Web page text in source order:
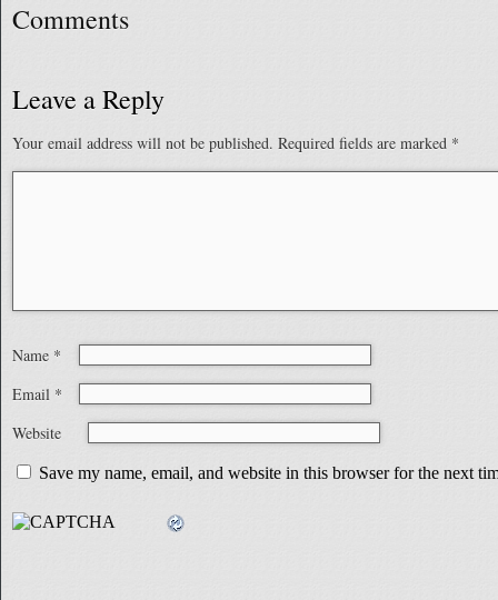
Comments
Leave a Reply
Your email address will not be published. Required fields are marked *
Name *
Email *
Website
Save my name, email, and website in this browser for the next